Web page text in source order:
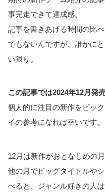
事完走できて達成感。
記事を書きあげる時間の比
でもないんですが、誰かに
い限り。
この記事では2024年12月発
個人的に注目の新作をピッ
イの参考になれば幸いです。
12月は新作がおとなしめの月
他の月でビッグタイトルや
べると、ジャンル好きの人